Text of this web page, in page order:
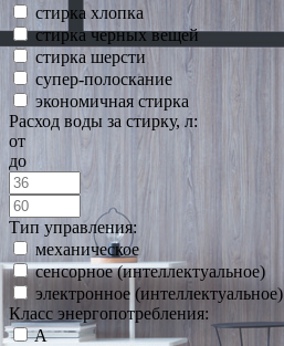
стирка хлопка
стирка черных вещей
стирка шерсти
супер-полоскание
экономичная стирка
Расход воды за стирку, л:
от
до
Тип управления:
механическое
сенсорное (интеллектуальное)
электронное (интеллектуальное)
Класс энергопотребления:
A